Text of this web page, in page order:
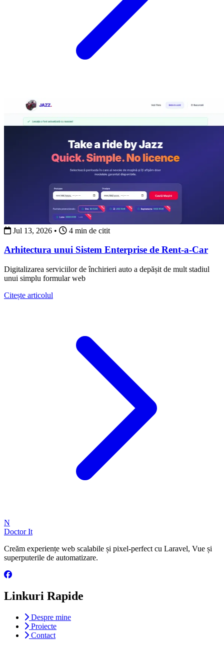
Jul 13, 2026 • 4 min de citit
Arhitectura unui Sistem Enterprise de Rent-a-Car
Digitalizarea serviciilor de închirieri auto a depășit de mult stadiul
unui simplu formular web
Citește articolul
N
Doctor It
Creăm experiențe web scalabile și pixel-perfect cu Laravel, Vue și
superputerile de automatizare.
Linkuri Rapide
Despre mine
Proiecte
Contact